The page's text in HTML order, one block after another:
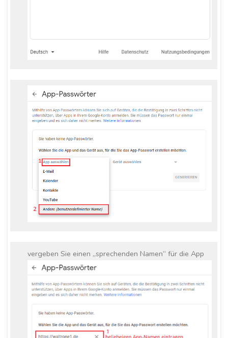
vergeben Sie einen „sprechenden Namen“ für die App